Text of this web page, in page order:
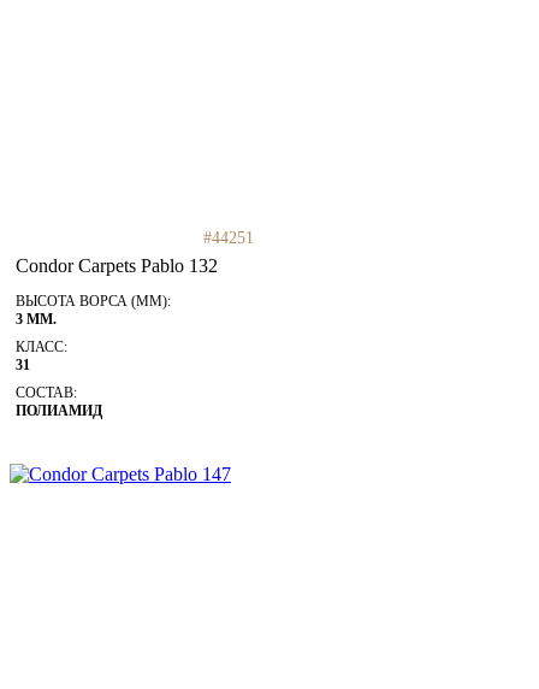
#44251
Condor Carpets Pablo 132
ВЫСОТА ВОРСА (ММ):
3 ММ.
КЛАСС:
31
СОСТАВ:
ПОЛИАМИД